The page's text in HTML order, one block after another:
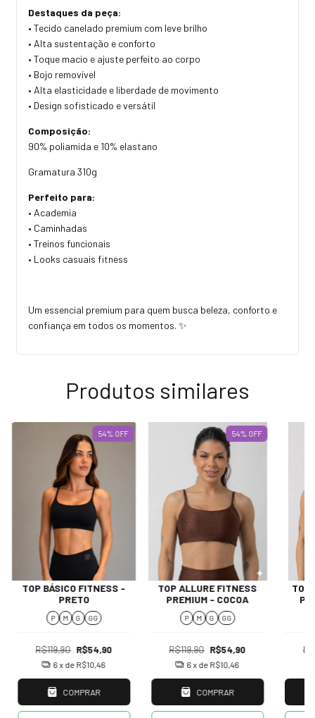
Destaques da peça:
• Tecido canelado premium com leve brilho
• Alta sustentação e conforto
• Toque macio e ajuste perfeito ao corpo
• Bojo removível
• Alta elasticidade e liberdade de movimento
• Design sofisticado e versátil
Composição:
90% poliamida e 10% elastano
Gramatura 310g
Perfeito para:
• Academia
• Caminhadas
• Treinos funcionais
• Looks casuais fitness
Um essencial premium para quem busca beleza, conforto e
confiança em todos os momentos. ✨
Produtos similares
54% OFF
TOP BÁSICO FITNESS -
PRETO
P M G GG
R$119,90 R$54,90
6x de R$10,46
COMPRAR
54% OFF
TOP ALLURE FITNESS
PREMIUM - COCOA
P M G GG
R$119,90 R$54,90
6 x de R$10,46
COMPRAR
TOP